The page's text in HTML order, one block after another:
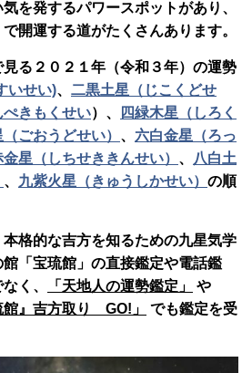
を発するパワースポットがあり、
開運する道がたくさんあります。
る２０２１年（令和３年）の運勢
いせい)、 二黒土星（じこくどせ
きもくせい）、
四緑木星（しろく
ごおうどせい） 、 六白金星（ろっ
星（しちせききんせい） 、
八白土
、 九紫火星（きゅうしかせい） の順
格的な吉方を知るための九星気学
「宝琉館」の直接鑑定や電話鑑
く、
「天地人の運勢鑑定」
や
館』吉方取り GO!」
でも鑑定を受